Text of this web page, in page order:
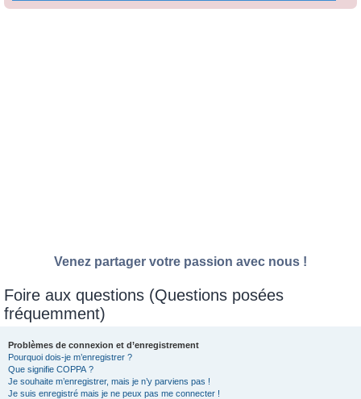
Venez partager votre passion avec nous !
Foire aux questions (Questions posées
fréquemment)
Problèmes de connexion et d’enregistrement
Pourquoi dois-je m’enregistrer ?
Que signifie COPPA ?
Je souhaite m’enregistrer, mais je n’y parviens pas !
Je suis enregistré mais je ne peux pas me connecter !